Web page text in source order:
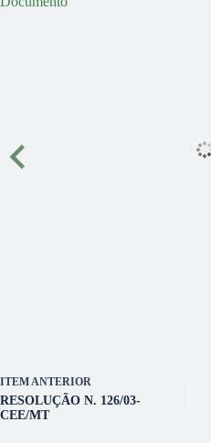
ITEM ANTERIOR
RESOLUÇÃO N. 126/03-
CEE/MT